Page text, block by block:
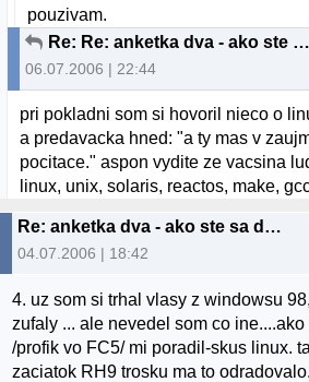
pouzivam.
Re: Re: anketka dva - ako ste sa dostali k linuxu?
06.07.2006 | 22:44
pri pokladni som si hovoril nieco o
a predavacka hned: "a ty mas v
pocitace." aspon vydite ze vacsina
linux, unix, solaris, reactos, make,
Re: anketka dva - ako ste sa dostali k linuxu? :)
04.07.2006 | 18:42
4. uz som si trhal vlasy z windowsu
zufaly ... ale nevedel som co
/profik vo FC5/ mi poradil-skus linux.
zaciatok RH9 trosku ma to